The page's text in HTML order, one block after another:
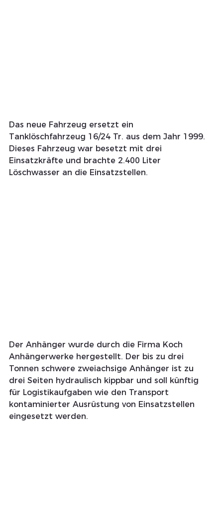
Das neue Fahrzeug ersetzt ein
Tanklöschfahrzeug 16/24 Tr. aus dem Jahr 1999.
Dieses Fahrzeug war besetzt mit drei
Einsatzkräfte und brachte 2.400 Liter
Löschwasser an die Einsatzstellen.
Der Anhänger wurde durch die Firma Koch
Anhängerwerke hergestellt. Der bis zu drei
Tonnen schwere zweiachsige Anhänger ist zu
drei Seiten hydraulisch kippbar und soll künftig
für Logistikaufgaben wie den Transport
kontaminierter Ausrüstung von Einsatzstellen
eingesetzt werden.